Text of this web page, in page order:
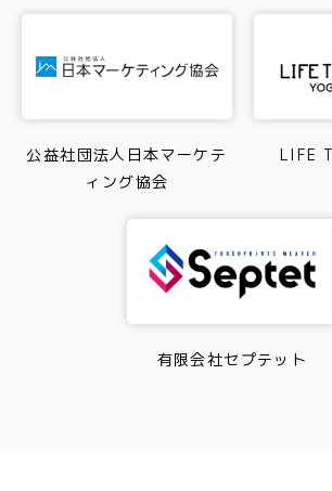
公益社団法人日本マーケテ
ィング協会
LIFE
有限会社セプテット